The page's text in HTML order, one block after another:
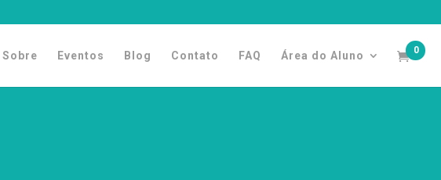
Sobre Eventos Blog Contato FAQ Área do Aluno 0